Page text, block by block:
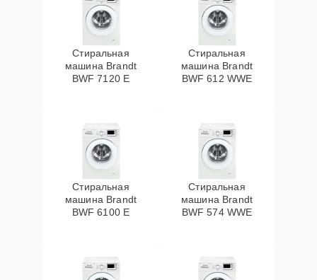
Стиральная
машина Brandt
BWF 7120 E
Стиральная
машина Brandt
BWF 612 WWE
Стиральная
машина Brandt
BWF 6100 E
Стиральная
машина Brandt
BWF 574 WWE